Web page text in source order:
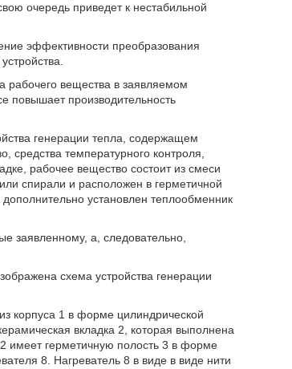
очередь приведет к нестабильной
эффективности преобразования
рабочего вещества в заявляемом
повышает производительность
генерации тепла, содержащем
средства температурного контроля,
рабочее вещество состоит из смеси
спирали и расположен в герметичной
установлен теплообменник
заявленному, а, следовательно,
схема устройства генерации
корпуса 1 в форме цилиндрической
вкладка 2, которая выполнена
имеет герметичную полость 3 в форме
8. Нагреватель 8 в виде в виде нити